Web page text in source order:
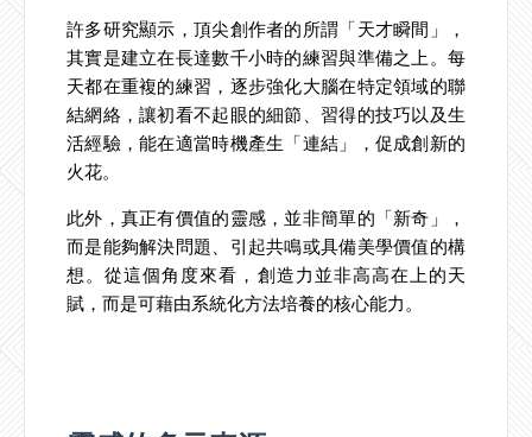
許多研究顯示，頂尖創作者的所謂「天才瞬間」，
其實是建立在長達數千小時的練習與準備之上。每
天都在重複的練習，逐步強化大腦在特定領域的聯
結網絡，讓初看不起眼的細節、習得的技巧以及生
活經驗，能在適當時機產生「連結」，促成創新的
火花。
此外，真正有價值的靈感，並非簡單的「新奇」，
而是能夠解決問題、引起共鳴或具備美學價值的構
想。從這個角度來看，創造力並非高高在上的天
賦，而是可藉由系統化方法培養的核心能力。